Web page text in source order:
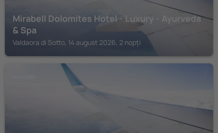
Mirabell Dolomites Hotel - Luxury - Ayurveda
& Spa
Valdaora di Sotto, 14 august 2026, 2 nopți